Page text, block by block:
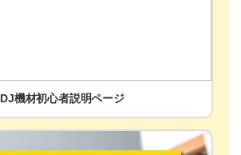
DJ機材初心者説明ページ